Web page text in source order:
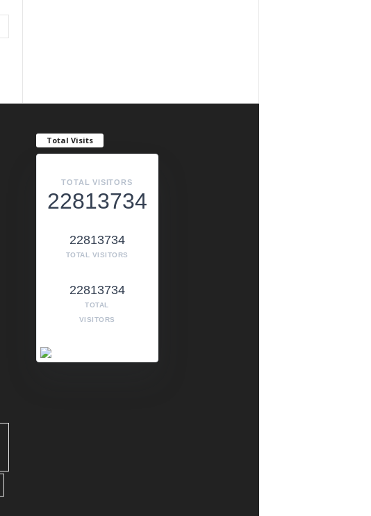
Total Visits
TOTAL VISITORS
22813734
22813734
TOTAL VISITORS
22813734
TOTAL
VISITORS